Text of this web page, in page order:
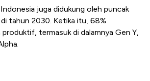
juga didukung oleh puncak
tahun 2030. Ketika itu, 68%
termasuk di dalamnya Gen Y,